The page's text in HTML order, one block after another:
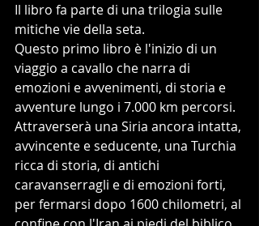
Il libro fa parte di una trilogia sulle
mitiche vie della seta.
Questo primo libro è l'inizio di un
viaggio a cavallo che narra di
emozioni e avvenimenti, di storia e
avventure lungo i 7.000 km percorsi.
Attraverserà una Siria ancora intatta,
avvincente e seducente, una Turchia
ricca di storia, di antichi
caravanserragli e di emozioni forti,
per fermarsi dopo 1600 chilometri, al